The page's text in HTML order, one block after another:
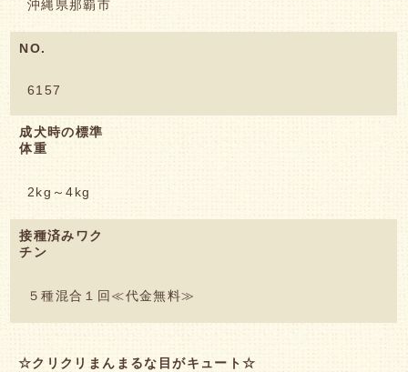
沖縄県那覇市
NO.
6157
成犬時の標準
体重
2kg～4kg
接種済みワク
チン
５種混合１回≪代金無料≫
☆クリクリまんまるな目がキュート☆